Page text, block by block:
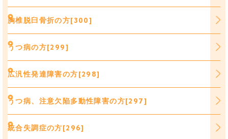
胸椎脱臼骨折の方[300]
うつ病の方[299]
広汎性発達障害の方[298]
うつ病、注意欠陥多動性障害の方[297]
統合失調症の方[296]